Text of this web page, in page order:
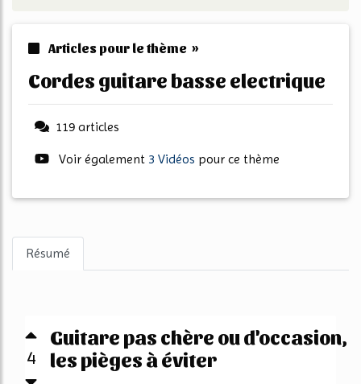
Articles pour le thème »
cordes guitare basse electrique
119 articles
Voir également 3 Vidéos pour ce thème
Résumé
4
Guitare pas chère ou d'occasion,
les pièges à éviter